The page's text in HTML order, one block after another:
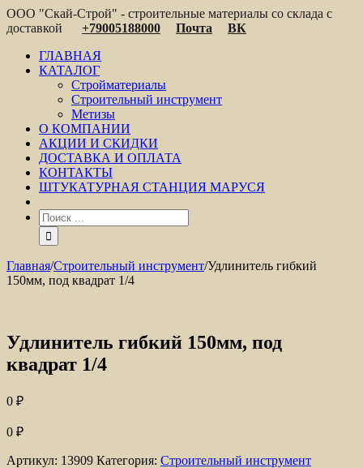
ООО "Скай-Строй" - строительные материалы со склада с
доставкой
+79005188000 Почта
ВК
ГЛАВНАЯ
КАТАЛОГ
Стройматериалы
Строительный инструмент
Метизы
О КОМПАНИИ
АКЦИИ И СКИДКИ
ДОСТАВКА И ОПЛАТА
КОНТАКТЫ
ШТУКАТУРНАЯ СТАНЦИЯ МАРУСЯ
Главная/Строительный инструмент/Удлинитель гибкий
150мм, под квадрат 1/4
Удлинитель гибкий 150мм, под
квадрат 1/4
0 ₽
0 ₽
Артикул: 13909 Категория: Строительный инструмент